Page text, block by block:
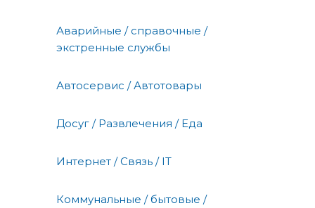
Аварийные / справочные /
экстренные службы
Автосервис / Автотовары
Досуг / Развлечения / Еда
Интернет / Связь / IT
Коммунальные / бытовые /